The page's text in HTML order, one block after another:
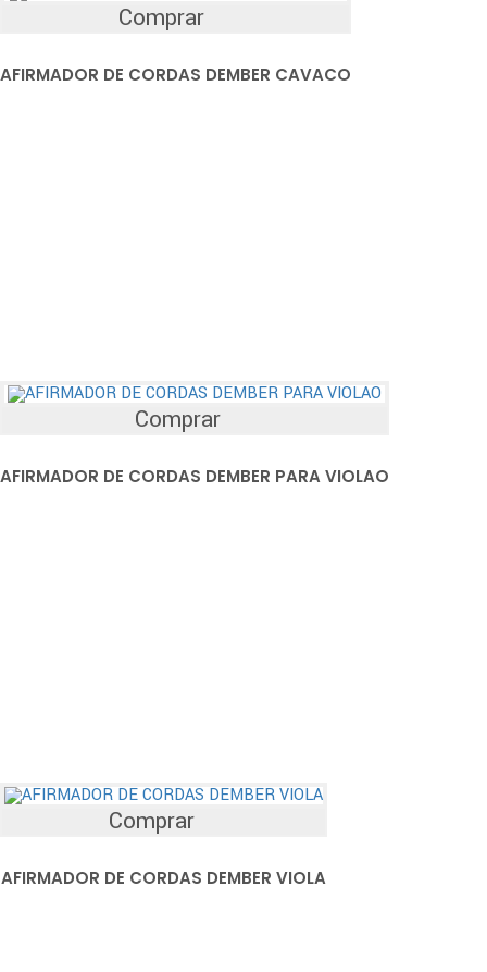
Comprar
AFIRMADOR DE CORDAS DEMBER CAVACO
Comprar
AFIRMADOR DE CORDAS DEMBER PARA VIOLAO
Comprar
AFIRMADOR DE CORDAS DEMBER VIOLA